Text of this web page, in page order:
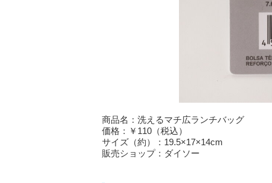
商品名：洗えるマチ広ランチバッグ
価格：￥110（税込）
サイズ（約）：19.5×17×14cm
販売ショップ：ダイソー